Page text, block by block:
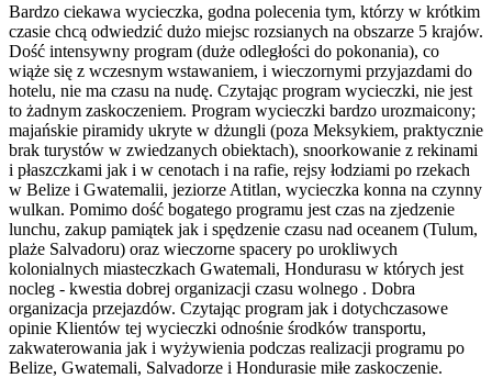
Bardzo ciekawa wycieczka, godna polecenia tym, którzy w krótkim
czasie chcą odwiedzić dużo miejsc rozsianych na obszarze 5 krajów.
Dość intensywny program (duże odległości do pokonania), co
wiąże się z wczesnym wstawaniem, i wieczornymi przyjazdami do
hotelu, nie ma czasu na nudę. Czytając program wycieczki, nie jest
to żadnym zaskoczeniem. Program wycieczki bardzo urozmaicony;
majańskie piramidy ukryte w dżungli (poza Meksykiem, praktycznie
brak turystów w zwiedzanych obiektach), snoorkowanie z rekinami
i płaszczkami jak i w cenotach i na rafie, rejsy łodziami po rzekach
w Belize i Gwatemalii, jeziorze Atitlan, wycieczka konna na czynny
wulkan. Pomimo dość bogatego programu jest czas na zjedzenie
lunchu, zakup pamiątek jak i spędzenie czasu nad oceanem (Tulum,
plaże Salvadoru) oraz wieczorne spacery po urokliwych
kolonialnych miasteczkach Gwatemali, Hondurasu w których jest
nocleg - kwestia dobrej organizacji czasu wolnego . Dobra
organizacja przejazdów. Czytając program jak i dotychczasowe
opinie Klientów tej wycieczki odnośnie środków transportu,
zakwaterowania jak i wyżywienia podczas realizacji programu po
Belize, Gwatemali, Salvadorze i Hondurasie miłe zaskoczenie.